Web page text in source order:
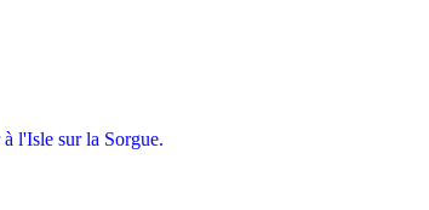
l'Isle sur la Sorgue.